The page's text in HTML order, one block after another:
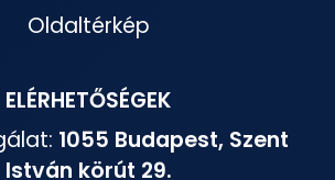
Oldaltérkép
ELÉRHETŐSÉGEK
1055 Budapest, Szent
István körút 29.